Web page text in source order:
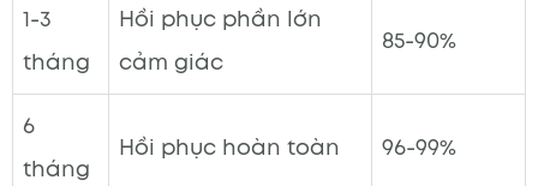
1-3
tháng
Hồi phục phần lớn
cảm giác
85-90%
6
tháng
Hồi phục hoàn toàn 96-99%